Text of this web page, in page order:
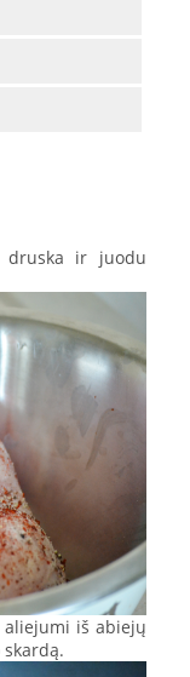
druska ir juodu
aliejumi iš abiejų